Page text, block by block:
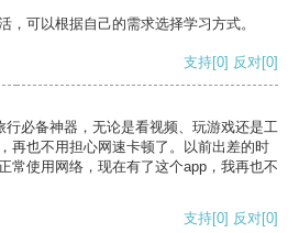
，可以根据自己的需求选择学习方式。
支持[0] 反对[0]
行必备神器，无论是看视频、玩游戏还是工
再也不用担心网速卡顿了。以前出差的时
常使用网络，现在有了这个app，我再也不
支持[0] 反对[0]